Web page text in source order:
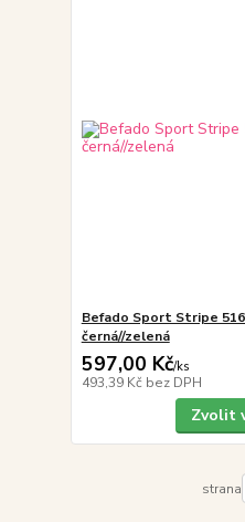
Befado Sport Stripe
černá//zelená
597,00 Kč/ks
493,39 Kč bez DPH
Zvolit
strana